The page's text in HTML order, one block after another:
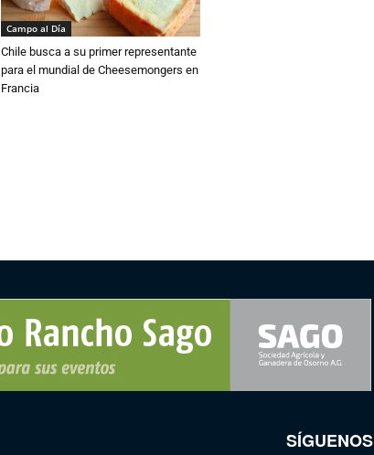
Campo al Día
Chile busca a su primer representante
para el mundial de Cheesemongers en
Francia
SÍGUENOS